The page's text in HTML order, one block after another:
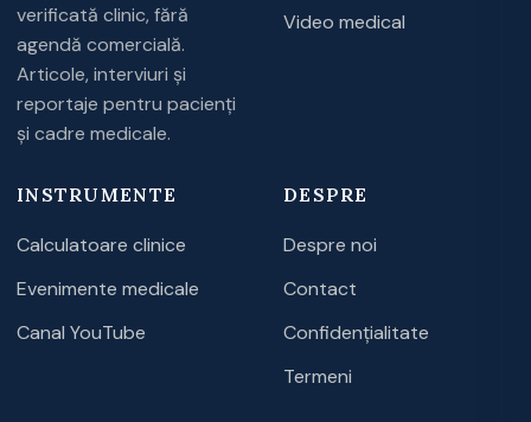
verificată clinic, fără
agendă comercială.
Articole, interviuri și
reportaje pentru pacienți
și cadre medicale.
Video medical
INSTRUMENTE
Calculatoare clinice
Evenimente medicale
Canal YouTube
DESPRE
Despre noi
Contact
Confidențialitate
Termeni